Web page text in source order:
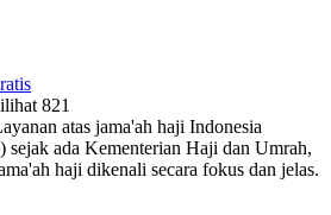
821
atas jama'ah haji Indonesia
ada Kementerian Haji dan Umrah,
haji dikenali secara fokus dan jelas.